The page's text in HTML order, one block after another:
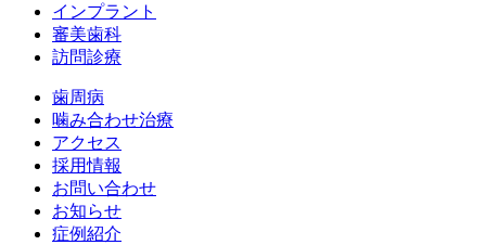
インプラント
審美歯科
訪問診療
歯周病
噛み合わせ治療
アクセス
採用情報
お問い合わせ
お知らせ
症例紹介